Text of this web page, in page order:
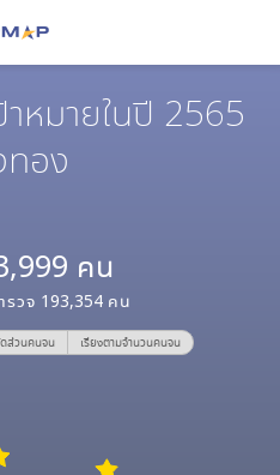
หมายในปี 2565
ทอง
คน
รวจ 193,354 คน
ดส่วนคนจน เรียงตามจำนวนคนจน